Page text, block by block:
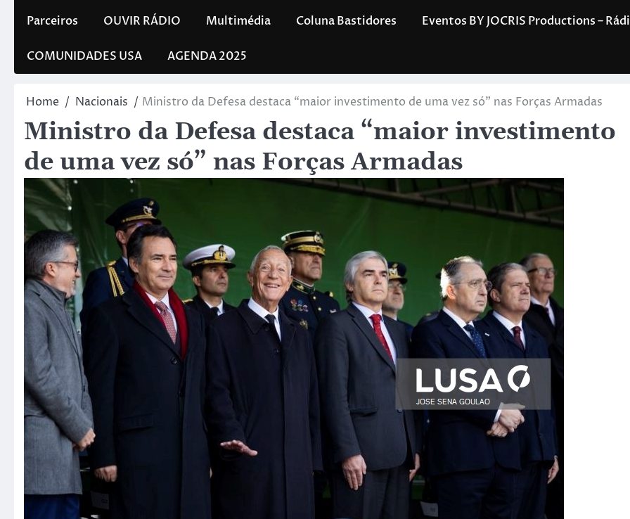
Parceiros OUVIR RÁDIO Multimédia Coluna Bastidores Eventos BY JOCRIS Productions –
COMUNIDADES USA AGENDA 2025
Home Nacionais Ministro da Defesa destaca “maior investimento de uma vez só” nas Forças Armadas
Ministro da Defesa destaca “maior investimento
de uma vez só” nas Forças Armadas